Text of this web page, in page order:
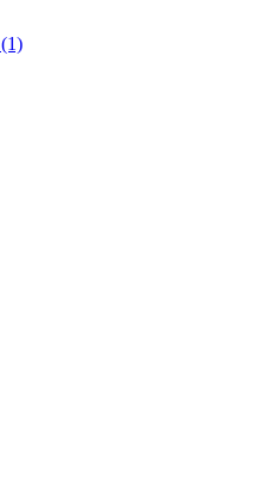
(1)